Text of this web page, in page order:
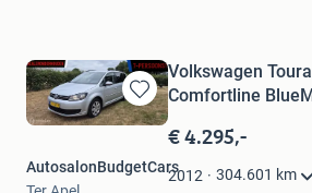
Bewaren
in
Favorieten
Volkswagen
Comfortline
€ 4.295,-
2012 304.601 km
AutosalonBudgetCars